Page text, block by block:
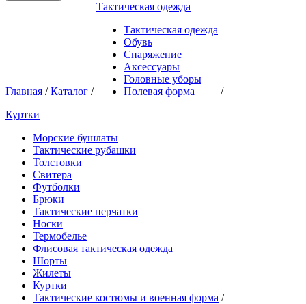
Главная /Каталог /
Тактическая одежда
Тактическая одежда
Обувь
Снаряжение
Аксессуары
Головные уборы
Полевая форма
/
Куртки
Морские бушлаты
Тактические рубашки
Толстовки
Свитера
Футболки
Брюки
Тактические перчатки
Носки
Термобелье
Флисовая тактическая одежда
Шорты
Жилеты
Куртки
Тактические костюмы и военная форма /